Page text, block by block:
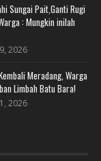
Sungai Pait,Ganti Rugi
: Mungkin inilah
2026
Meradang, Warga
Limbah Batu Bara!
2026